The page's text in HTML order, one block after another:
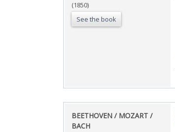
(1850)
See the book
‎BEETHOVEN / MOZART /
BACH‎